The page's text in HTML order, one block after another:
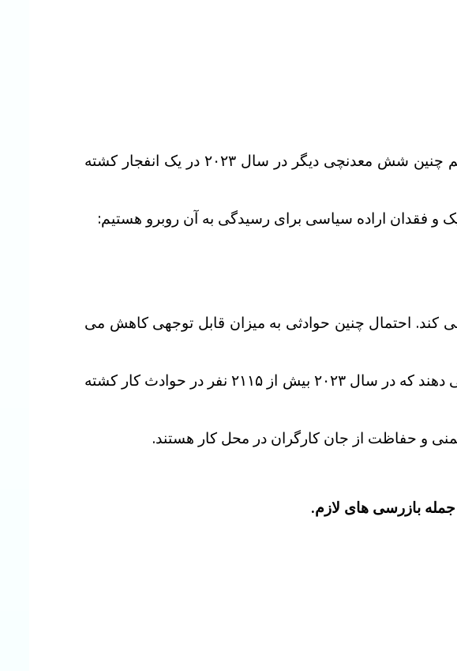
– در ماه مه ۲۰۲۱ در دامغان، دو معدنچی در یک انفجار جان خود را از دست دادند و هم چنین شش معدنچی دیگر در سال ۲۰۲۳ در یک انفجار کشته
و فقدان اراده سیاسی برای رسیدگی به آن روبرو هستیم:
کند. احتمال چنین حوادثی به میزان قابل توجهی کاهش می
مسئولیت دولت کاملاً آشکار است. آمارهای رسمی منتشر شده در سال ۲۰۲۳ نشان می دهند که در سال ۲۰۲۳ بیش از ۲۱۱۵ نفر در حوادث کار کشته
و حفاظت از جان کارگران در محل کار هستند.
جمله بازرسی های لازم.